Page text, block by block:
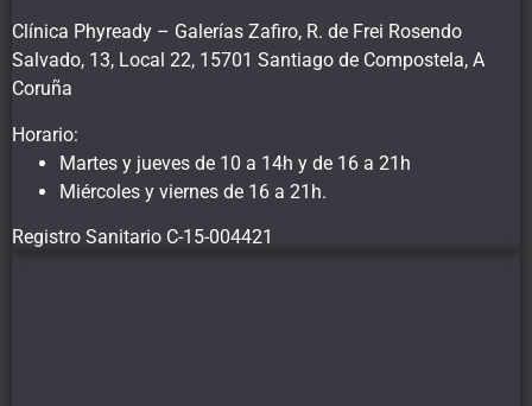
Clínica Phyready – Galerías Zafiro, R. de Frei Rosendo
Salvado, 13, Local 22, 15701 Santiago de Compostela, A
Coruña
Horario:
Martes y jueves de 10 a 14h y de 16 a 21h
Miércoles y viernes de 16 a 21h.
Registro Sanitario C-15-004421